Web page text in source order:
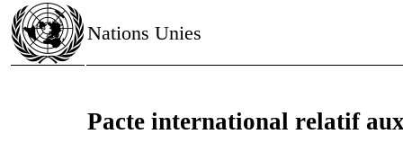
Nations Unies
Pacte international relatif